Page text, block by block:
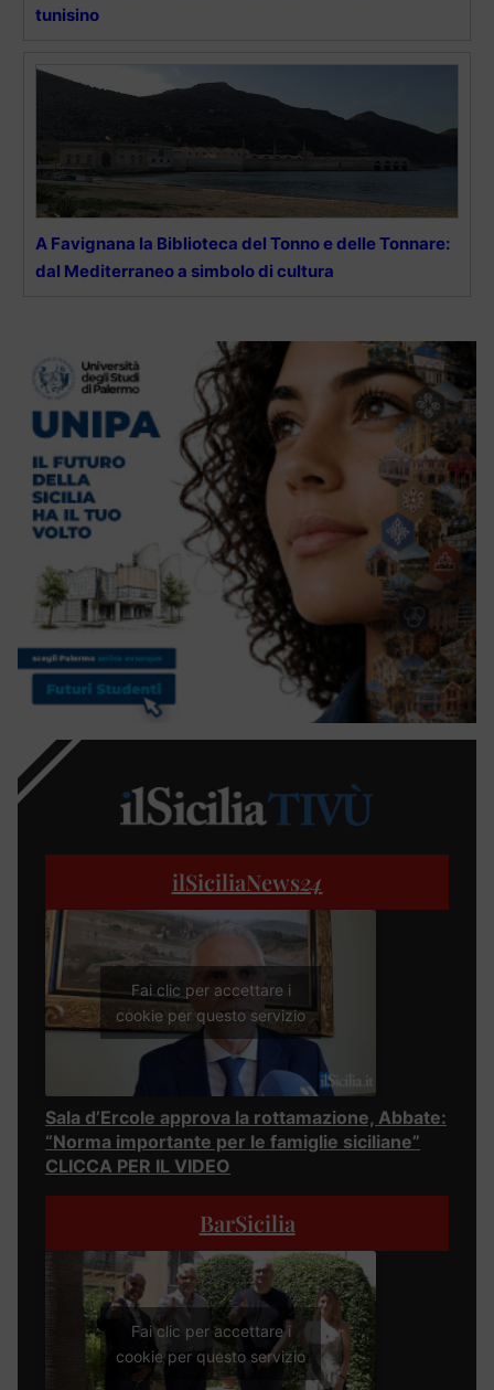
tunisino
A Favignana la Biblioteca del Tonno e delle Tonnare:
dal Mediterraneo a simbolo di cultura
ilSiciliaNews24
Fai clic per accettare i
cookie per questo servizio
Sala d’Ercole approva la rottamazione, Abbate:
“Norma importante per le famiglie siciliane”
CLICCA PER IL VIDEO
BarSicilia
Fai clic per accettare i
cookie per questo servizio